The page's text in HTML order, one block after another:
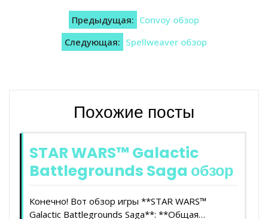
Навигация
записям
Предыдущая: Convoy обзор
Следующая: Spellweaver обзор
Похожие посты
STAR WARS™ Galactic
Battlegrounds Saga обзор
Конечно! Вот обзор игры **STAR WARS™
Galactic Battlegrounds Saga**: **Общая…